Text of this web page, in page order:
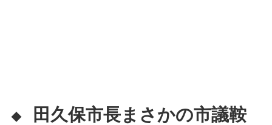
◆
田久保市長まさかの市議鞍